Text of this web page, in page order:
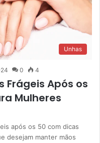
Unhas
0 4
Frágeis Após os
Mulheres
após os 50 com dicas
desejam manter mãos